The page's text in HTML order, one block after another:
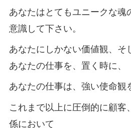
あなたはとてもユニークな魂
意識して下さい。
あなたにしかない価値観、そ
あなたの仕事を、置く時に、
あなたの仕事は、強い使命観
これまで以上に圧倒的に顧客
係において